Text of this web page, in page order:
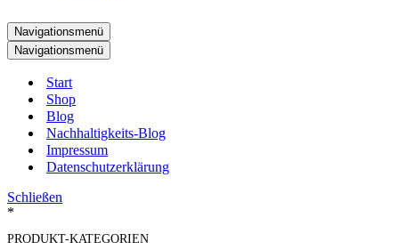
Navigationsmenü
Navigationsmenü
Start
Shop
Blog
Nachhaltigkeits-Blog
Impressum
Datenschutzerklärung
Schließen
*
PRODUKT-KATEGORIEN